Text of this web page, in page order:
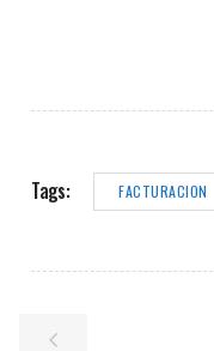
Tags: FACTURACION